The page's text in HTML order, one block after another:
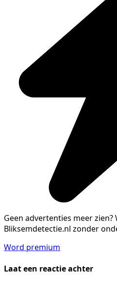
Geen advertenties meer zien?
Bliksemdetectie.nl zonder
Word premium
Laat een reactie achter